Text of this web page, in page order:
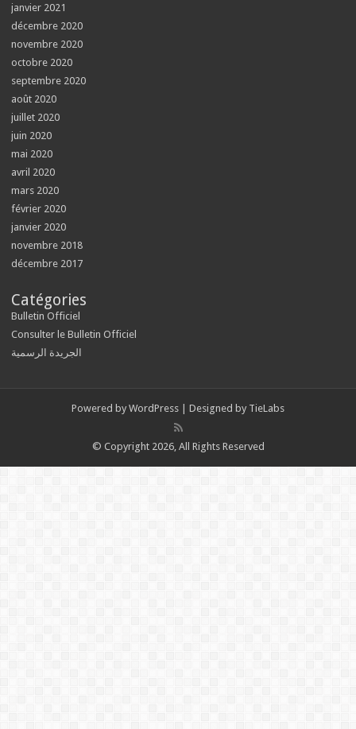
janvier 2021
décembre 2020
novembre 2020
octobre 2020
septembre 2020
août 2020
juillet 2020
juin 2020
mai 2020
avril 2020
mars 2020
février 2020
janvier 2020
novembre 2018
décembre 2017
Catégories
Bulletin Officiel
Consulter le Bulletin Officiel
الجريدة الرسمية
Powered by WordPress | Designed by TieLabs
© Copyright 2026, All Rights Reserved